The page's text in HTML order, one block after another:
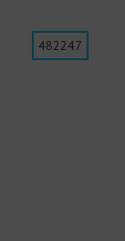
482247